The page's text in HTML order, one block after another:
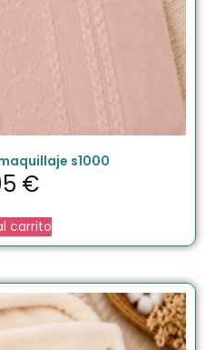
s1000
€
carrito